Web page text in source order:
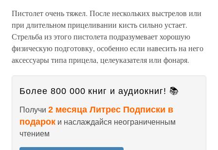
Пистолет очень тяжел. После нескольких выстрелов или
при длительном прицеливании кисть сильно устает.
Стрельба из этого пистолета подразумевает хорошую
физическую подготовку, особенно если навесить на него
аксессуары типа прицела, целеуказателя или фонаря.
Более 800 000 книг и аудиокниг! 📚
Получи 2 месяца Литрес Подписки в
подарок и наслаждайся неограниченным
чтением